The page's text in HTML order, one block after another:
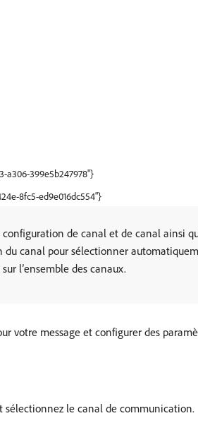
a306-399e5b247978"}
8fc5-ed9e016dc554"}
de canal et de canal ainsi
canal pour sélectionner
l’ensemble des canaux.
votre message et configurer des
sélectionnez le canal de communication.